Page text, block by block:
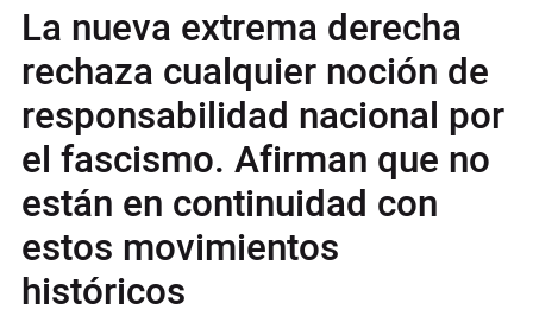
La nueva extrema derecha
rechaza cualquier noción de
responsabilidad nacional por
el fascismo. Afirman que no
están en continuidad con
estos movimientos
históricos